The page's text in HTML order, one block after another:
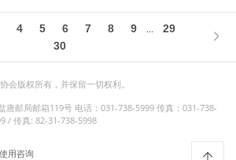
4 5 6 7 8 9 ...
29
30
会版权所有，并保留一切权利。
唐邮局邮箱119号 电话：031-738-5999 传真：031-738-
/ 传真: 82-31-738-5998
用咨询